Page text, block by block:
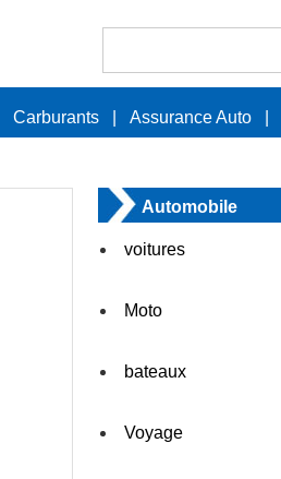
Carburants Assurance Auto
Automobile
voitures
Moto
bateaux
Voyage